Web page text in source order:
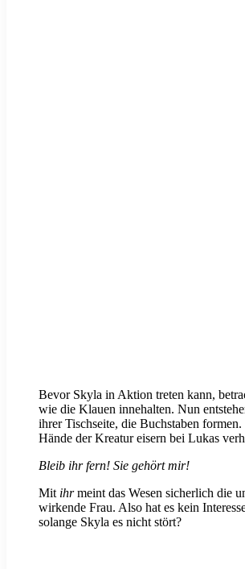
Bevor Skyla in Aktion treten kann,
wie die Klauen innehalten. Nun
ihrer Tischseite, die Buchstaben
Hände der Kreatur eisern bei Lukas
Bleib ihr fern! Sie gehört mir!
Mit ihrmeint das Wesen sicherlich die
wirkende Frau. Also hat es kein
solange Skyla es nicht stört?